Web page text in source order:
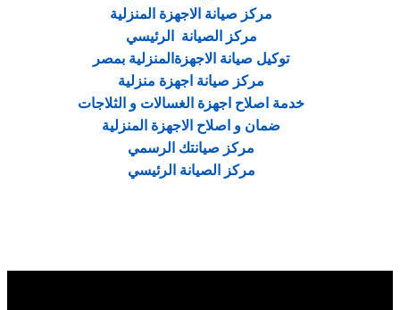
مركز صيانة الاجهزة المنزلية
مركز الصيانة الرئيسي
توكيل صيانة الاجهزةالمنزلية بمصر
مركز صيانة اجهزة منزلية
خدمة اصلاح اجهزة الغسالات و الثلاجات
ضمان و اصلاح الاجهزة المنزلية
مركز صيانتك الرسمي
مركز الصيانة الرئيسي